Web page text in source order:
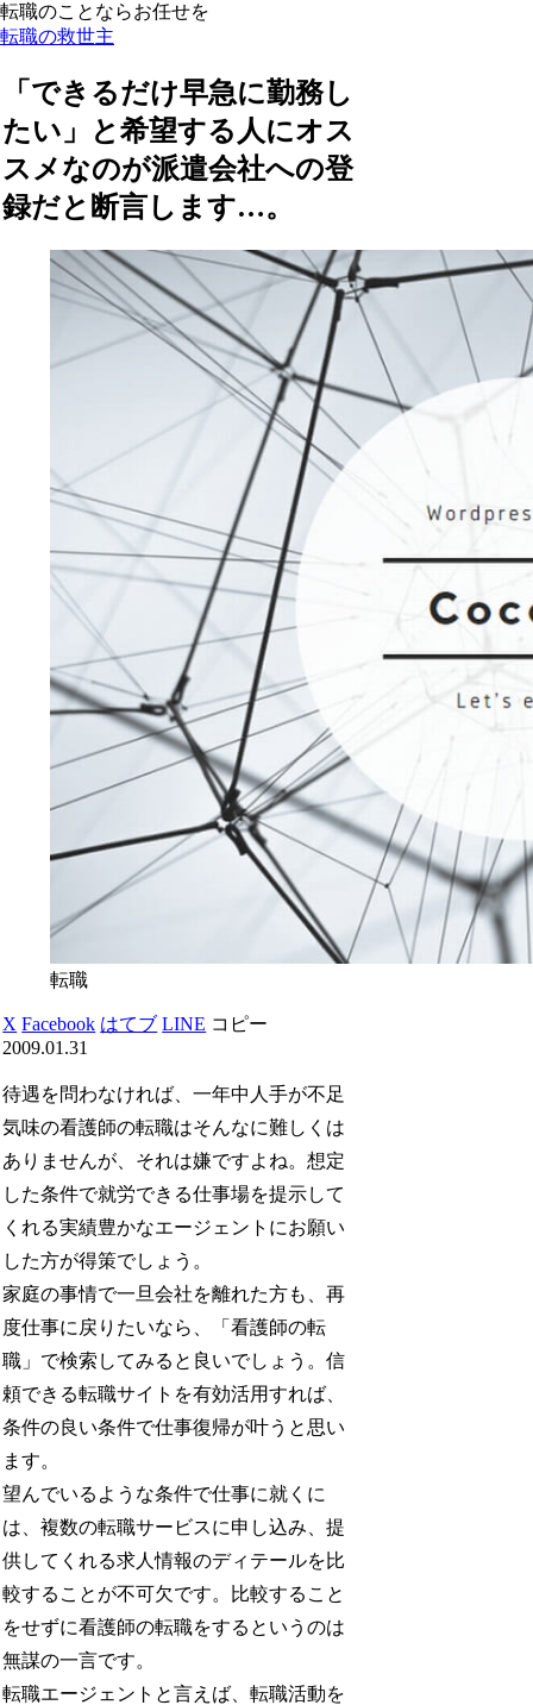
転職のことならお任せを
転職の救世主
「できるだけ早急に勤務し
たい」と希望する人にオス
スメなのが派遣会社への登
録だと断言します…。
転職
X Facebook はてブ LINE コピー
2009.01.31
待遇を問わなければ、一年中人手が不足
気味の看護師の転職はそんなに難しくは
ありませんが、それは嫌ですよね。想定
した条件で就労できる仕事場を提示して
くれる実績豊かなエージェントにお願い
した方が得策でしょう。
家庭の事情で一旦会社を離れた方も、再
度仕事に戻りたいなら、「看護師の転
職」で検索してみると良いでしょう。信
頼できる転職サイトを有効活用すれば、
条件の良い条件で仕事復帰が叶うと思い
ます。
望んでいるような条件で仕事に就くに
は、複数の転職サービスに申し込み、提
供してくれる求人情報のディテールを比
較することが不可欠です。比較すること
をせずに看護師の転職をするというのは
無謀の一言です。
転職エージェントと言えば、転職活動を